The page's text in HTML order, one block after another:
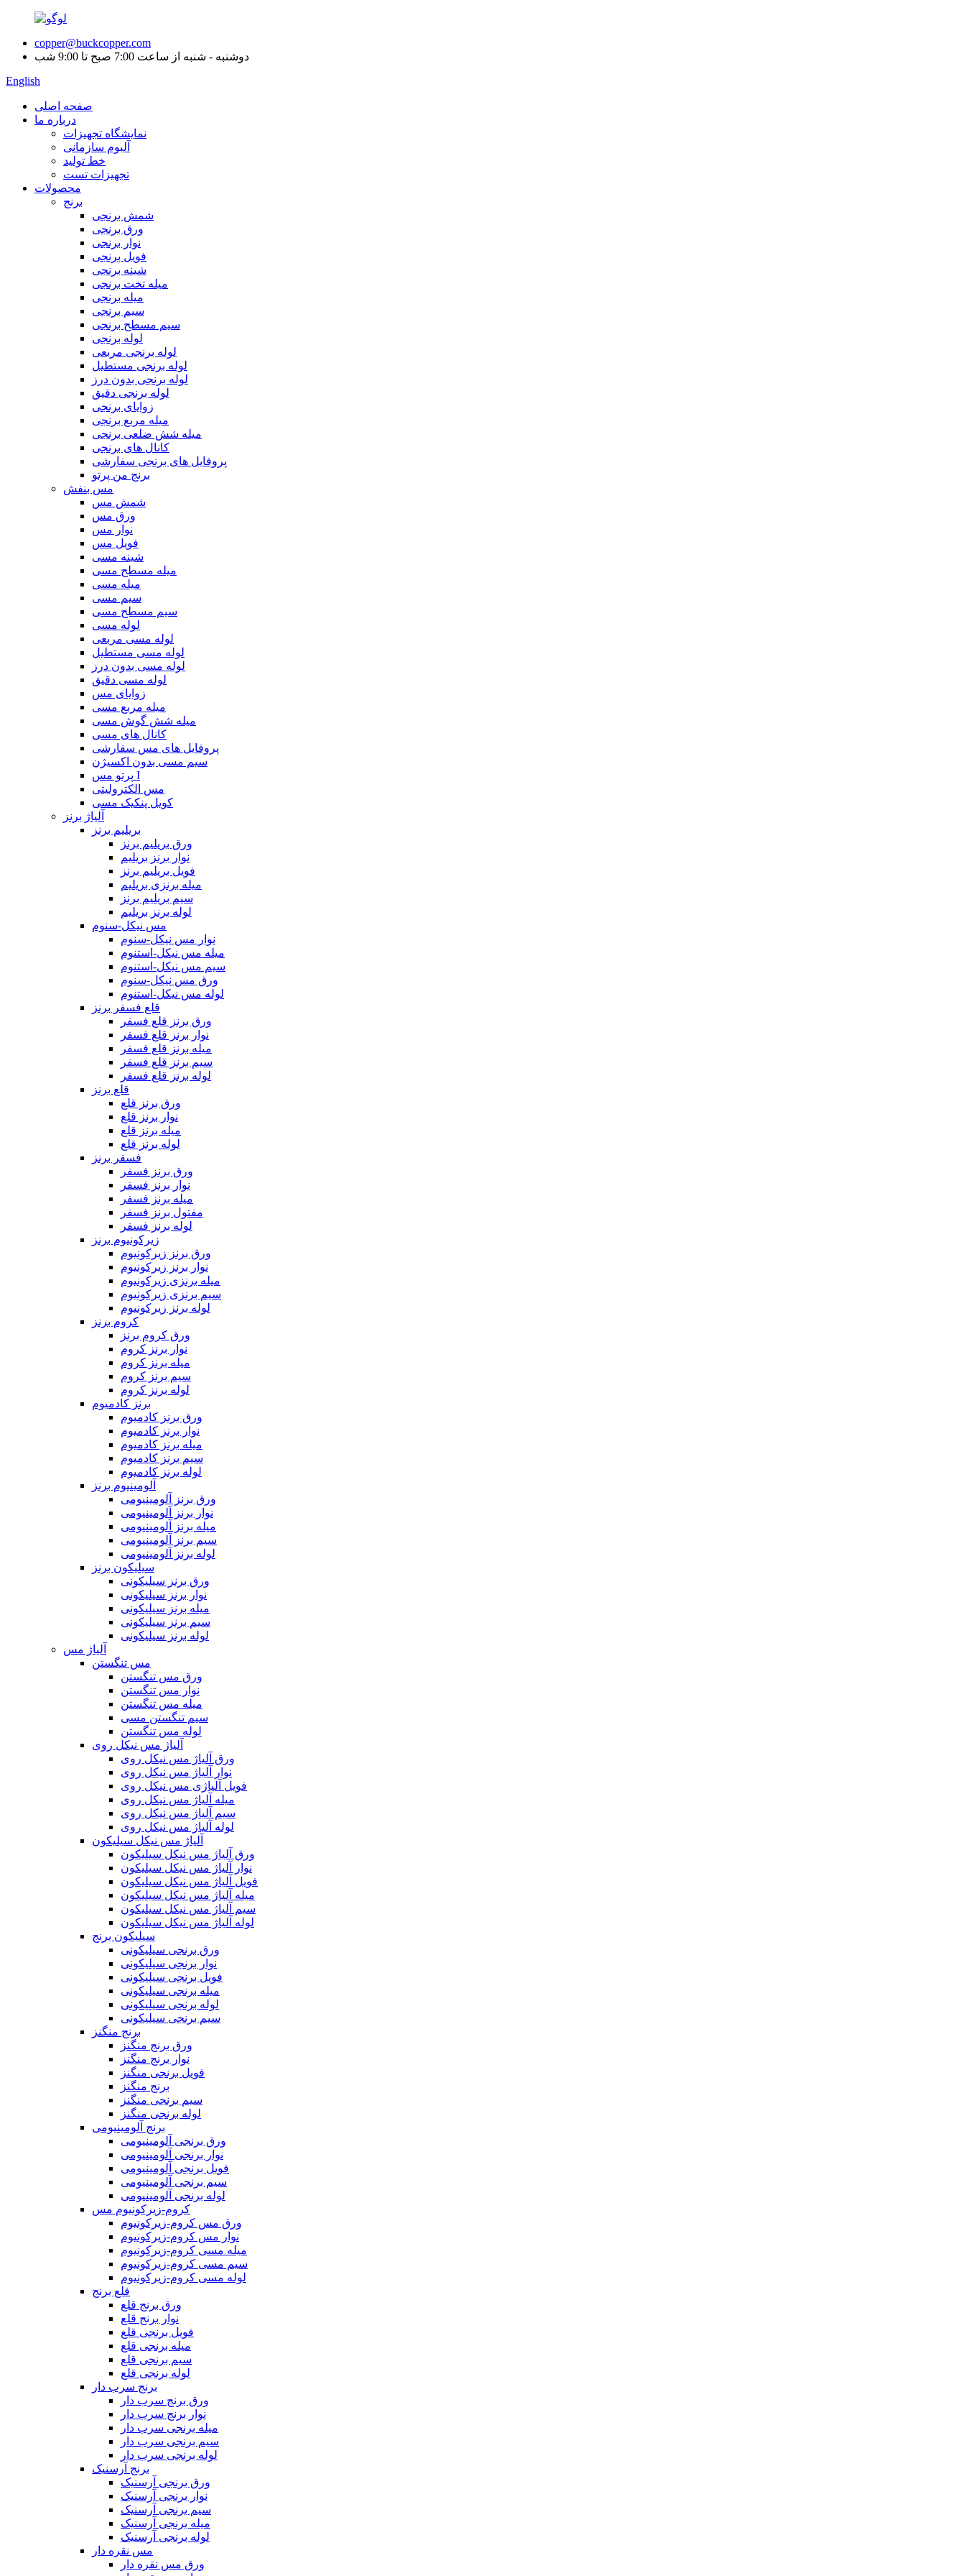
copper@buckcopper.com
دوشنبه - شنبه از ساعت 7:00 صبح تا 9:00 شب
English
صفحه اصلی
درباره ما
نمایشگاه تجهیزات
آلبوم سازمانی
خط تولید
تجهیزات تست
محصولات
برنج
شمش برنجی
ورق برنجی
نوار برنجی
فویل برنجی
شینه برنجی
میله تخت برنجی
میله برنجی
سیم برنجی
سیم مسطح برنجی
لوله برنجی
لوله برنجی مربعی
لوله برنجی مستطیل
لوله برنجی بدون درز
لوله برنجی دقیق
زوایای برنجی
میله مربع برنجی
میله شش ضلعی برنجی
کانال های برنجی
پروفایل های برنجی سفارشی
برنج من پرتو
مس بنفش
شمش مس
ورق مس
نوار مس
فویل مس
شینه مسی
میله مسطح مسی
میله مسی
سیم مسی
سیم مسطح مسی
لوله مسی
لوله مسی مربعی
لوله مسی مستطیل
لوله مسی بدون درز
لوله مسی دقیق
زوایای مس
میله مربع مسی
میله شش گوش مسی
کانال های مسی
پروفایل های مس سفارشی
سیم مسی بدون اکسیژن
پرتو مس I
مس الکترولیتی
کویل پنکیک مسی
آلیاژ برنز
بریلیم برنز
ورق بریلیم برنز
نوار برنز بریلیم
فویل بریلیم برنز
میله برنزی بریلیم
سیم بریلیم برنز
لوله برنز بریلیم
مس نیکل-سنوم
نوار مس نیکل-سنوم
میله مس نیکل-استنوم
سیم مس نیکل-استنوم
ورق مس نیکل-سنوم
لوله مس نیکل-استنوم
قلع فسفر برنز
ورق برنز قلع فسفر
نوار برنز قلع فسفر
میله برنز قلع فسفر
سیم برنز قلع فسفر
لوله برنز قلع فسفر
قلع برنز
ورق برنز قلع
نوار برنز قلع
میله برنز قلع
لوله برنز قلع
فسفر برنز
ورق برنز فسفر
نوار برنز فسفر
میله برنز فسفر
مفتول برنز فسفر
لوله برنز فسفر
زیرکونیوم برنز
ورق برنز زیرکونیوم
نوار برنز زیرکونیوم
میله برنزی زیرکونیوم
سیم برنزی زیرکونیوم
لوله برنز زیرکونیوم
کروم برنز
ورق کروم برنز
نوار برنز کروم
میله برنز کروم
سیم برنز کروم
لوله برنز کروم
برنز کادمیوم
ورق برنز کادمیوم
نوار برنز کادمیوم
میله برنز کادمیوم
سیم برنز کادمیوم
لوله برنز کادمیوم
آلومینیوم برنز
ورق برنز آلومینیومی
نوار برنز آلومینیومی
میله برنز آلومینیومی
سیم برنز آلومینیومی
لوله برنز آلومینیومی
سیلیکون برنز
ورق برنز سیلیکونی
نوار برنز سیلیکونی
میله برنز سیلیکونی
سیم برنز سیلیکونی
لوله برنز سیلیکونی
آلیاژ مس
مس تنگستن
ورق مس تنگستن
نوار مس تنگستن
میله مس تنگستن
سیم تنگستن مسی
لوله مس تنگستن
آلیاژ مس نیکل روی
ورق آلیاژ مس نیکل روی
نوار آلیاژ مس نیکل روی
فویل آلیاژی مس نیکل روی
میله آلیاژ مس نیکل روی
سیم آلیاژ مس نیکل روی
لوله آلیاژ مس نیکل روی
آلیاژ مس نیکل سیلیکون
ورق آلیاژ مس نیکل سیلیکون
نوار آلیاژ مس نیکل سیلیکون
فویل آلیاژ مس نیکل سیلیکون
میله آلیاژ مس نیکل سیلیکون
سیم آلیاژ مس نیکل سیلیکون
لوله آلیاژ مس نیکل سیلیکون
سیلیکون برنج
ورق برنجی سیلیکونی
نوار برنجی سیلیکونی
فویل برنجی سیلیکونی
میله برنجی سیلیکونی
لوله برنجی سیلیکونی
سیم برنجی سیلیکونی
برنج منگنز
ورق برنج منگنز
نوار برنج منگنز
فویل برنجی منگنز
برنج منگنز
سیم برنجی منگنز
لوله برنجی منگنز
برنج آلومینیومی
ورق برنجی آلومینیومی
نوار برنجی آلومینیومی
فویل برنجی آلومینیومی
سیم برنجی آلومینیومی
لوله برنجی آلومینیومی
کروم-زیرکونیوم مس
ورق مس کروم-زیرکونیوم
نوار مس کروم-زیرکونیوم
میله مسی کروم-زیرکونیوم
سیم مسی کروم-زیرکونیوم
لوله مسی کروم-زیرکونیوم
قلع برنج
ورق برنج قلع
نوار برنج قلع
فویل برنجی قلع
میله برنجی قلع
سیم برنجی قلع
لوله برنجی قلع
برنج سرب دار
ورق برنج سرب دار
نوار برنج سرب دار
میله برنجی سرب دار
سیم برنجی سرب دار
لوله برنجی سرب دار
برنج آرسنیک
ورق برنجی آرسنیک
نوار برنجی آرسنیک
سیم برنجی آرسنیک
میله برنجی آرسنیک
لوله برنجی آرسنیک
مس نقره دار
ورق مس نقره دار